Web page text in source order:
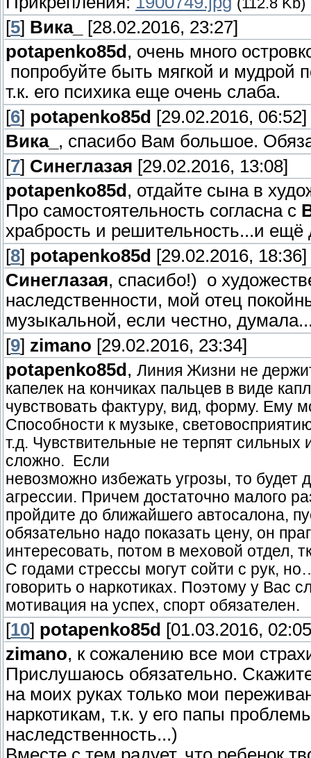
(112.8 Kb)
[5] Вика_
[28.02.2016, 23:27]
potapenko85d , очень много
попробуйте быть мягкой и мудрой
т.к. его психика еще очень слаба.
[6] potapenko85d [29.02.2016, 06:52]
Вика_ , спасибо Вам большое.
[7] Синеглазая [29.02.2016, 13:08]
potapenko85d , отдайте сына в
Про самостоятельность согласна с
храбрость и решительность...и
[8] potapenko85d [29.02.2016, 18:36]
Синеглазая, спасибо!) о
наследственности, мой отец
музыкальной, если честно,
[9] zimano [29.02.2016, 23:34]
potapenko85d , Линия Жизни не
капелек на кончиках пальцев в виде
чувствовать фактуру, вид, форму. Ему
Способности к музыке,
т.д. Чувствительные не терпят
сложно. Если
невозможно избежать угрозы, то будет
агрессии. Причем достаточно малого
пройдите до ближайшего автосалона,
обязательно надо показать цену, он
интересовать, потом в меховой отдел,
С годами стрессы могут сойти с рук,
говорить о наркотиках. Поэтому у Вас
мотивация на успех, спорт обязателен.
[10] potapenko85d [01.03.2016,
zimano, к сожалению все мои
Прислушаюсь обязательно.
на моих руках только мои
наркотикам, т.к. у его папы
наследственность...)